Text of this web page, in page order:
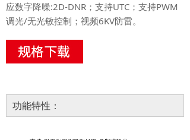
应数字降噪:2D-DNR；支持UTC；支持PWM
调光/无光敏控制；视频6KV防雷。
功能特性：